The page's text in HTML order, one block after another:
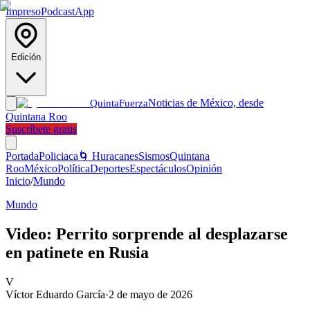
ImpresoPodcastApp
Edición
QuintaFuerzaNoticias de México, desde
Quintana Roo
Suscríbete gratis
PortadaPoliciaca 🌀 HuracanesSismosQuintana
RooMéxicoPolíticaDeportesEspectáculosOpinión
Inicio/Mundo
Mundo
Video: Perrito sorprende al desplazarse
en patinete en Rusia
V
Víctor Eduardo García·2 de mayo de 2026